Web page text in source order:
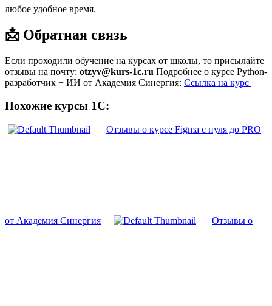
любое удобное время.
📩 Обратная связь
Если проходили обучение на курсах от школы, то присылайте
отзывы на почту: otzyv@kurs-1c.ru Подробнее о курсе Python-
разработчик + ИИ от Академия Синергия: Ссылка на курс
Похожие курсы 1С:
Отзывы о курсе Figma с нуля до PRO
от Академия Синергия Отзывы о